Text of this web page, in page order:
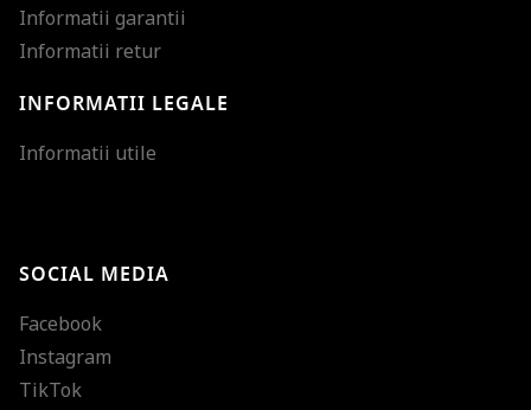
Informatii garantii
Informatii retur
INFORMATII LEGALE
Informatii utile
SOCIAL MEDIA
Facebook
Instagram
TikTok